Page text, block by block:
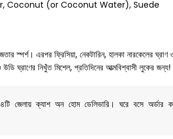
Coconut (or Coconut Water), Suede
এরপর ফ্রিসিয়া, নেকটারিন, হালকা নারকেলের
ঘ্রাণের নিখুঁত মিশেল, প্রতিদিনের আত্মবিশ্বাসী লুকের জন্য!
৬৪টি জেলায় ক্যাশ অন হোম ডেলিভারি। ঘরে বসে